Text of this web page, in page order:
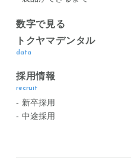
数字で見る
トクヤマデンタル
data
採用情報
recruit
新卒採用
中途採用